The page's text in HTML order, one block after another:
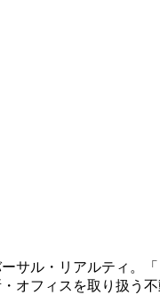
ル・リアルティ。
オフィスを取り扱う